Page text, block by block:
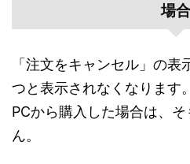
場合
「注文をキャンセル」の
つと表示されなくなります。
PCから購入した場合は、
ん。